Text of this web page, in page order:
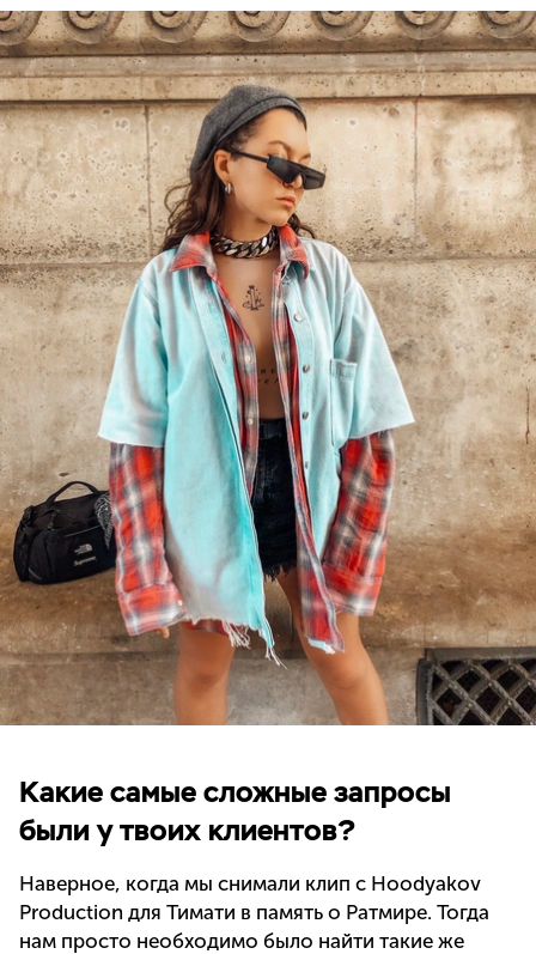
Какие самые сложные запросы
были у твоих клиентов?
Наверное, когда мы снимали клип с Hoodyakov
Production для Тимати в память о Ратмире. Тогда
нам просто необходимо было найти такие же